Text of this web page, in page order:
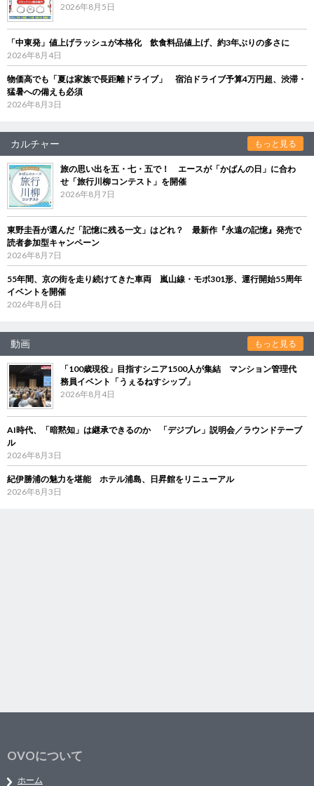
2026年8月5日
「中東発」値上げラッシュが本格化 飲食料品値上げ、約3年ぶりの多さに
2026年8月4日
物価高でも「夏は家族で長距離ドライブ」 宿泊ドライブ予算4万円超、渋滞・
猛暑への備えも必須
2026年8月3日
カルチャー もっと見る
旅の思い出を五・七・五で！ エースが「かばんの日」に合わ
せ「旅行川柳コンテスト」を開催
2026年8月7日
東野圭吾が選んだ「記憶に残る一文」はどれ？ 最新作『永遠の記憶』発売で
読者参加型キャンペーン
2026年8月7日
55年間、京の街を走り続けてきた車両 嵐山線・モボ301形、運行開始55周年
イベントを開催
2026年8月6日
動画 もっと見る
「100歳現役」目指すシニア1500人が集結 マンション管理代
務員イベント「うぇるねすシップ」
2026年8月4日
AI時代、「暗黙知」は継承できるのか 「デジブレ」説明会／ラウンドテーブ
ル
2026年8月3日
紀伊勝浦の魅力を堪能 ホテル浦島、日昇館をリニューアル
2026年8月3日
OVOについて
ホーム